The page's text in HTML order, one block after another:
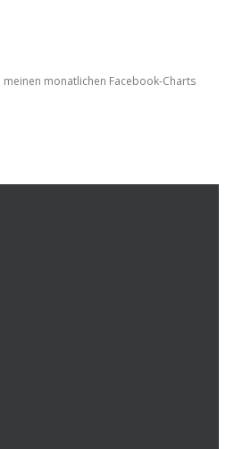
monatlichen Facebook-Charts